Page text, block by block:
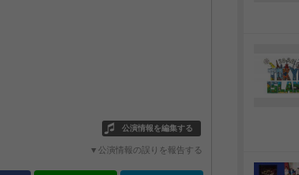
公演情報を編集する
▼公演情報の誤りを報告する